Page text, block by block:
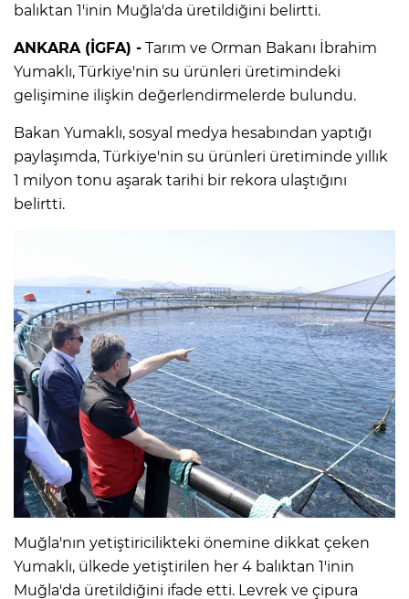
balıktan 1'inin Muğla'da üretildiğini belirtti.
ANKARA (İGFA) - Tarım ve Orman Bakanı İbrahim
Yumaklı, Türkiye'nin su ürünleri üretimindeki
gelişimine ilişkin değerlendirmelerde bulundu.
Bakan Yumaklı, sosyal medya hesabından yaptığı
paylaşımda, Türkiye'nin su ürünleri üretiminde yıllık
1 milyon tonu aşarak tarihi bir rekora ulaştığını
belirtti.
Muğla'nın yetiştiricilikteki önemine dikkat çeken
Yumaklı, ülkede yetiştirilen her 4 balıktan 1'inin
Muğla'da üretildiğini ifade etti. Levrek ve çipura